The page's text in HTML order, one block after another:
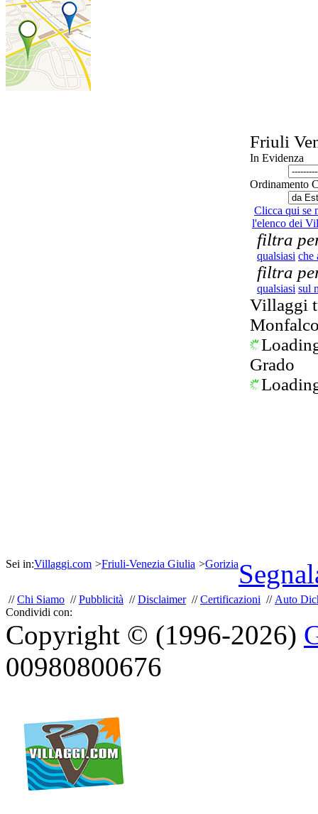
Friuli
In Evidenza
Ordinamento
Clicca qui se
l'elenco dei
filtra
qualsiasi che
filtra
qualsiasi sul
Villaggi
Grado
Sei in:Villaggi.com >Friuli-Venezia Giulia >Gorizia
//Chi Siamo //Pubblicità //Disclaimer//Certificazioni // Auto
Condividi con:
Copyright © (1996-2026)
00980800676